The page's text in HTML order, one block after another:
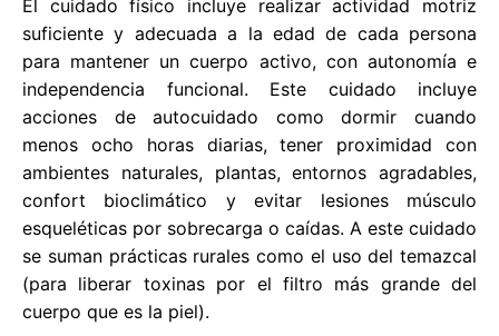
El cuidado físico incluye realizar actividad motriz
suficiente y adecuada a la edad de cada persona
para mantener un cuerpo activo, con autonomía e
independencia funcional. Este cuidado incluye
acciones de autocuidado como dormir cuando
menos ocho horas diarias, tener proximidad con
ambientes naturales, plantas, entornos agradables,
confort bioclimático y evitar lesiones músculo
esqueléticas por sobrecarga o caídas. A este cuidado
se suman prácticas rurales como el uso del temazcal
(para liberar toxinas por el filtro más grande del
cuerpo que es la piel).